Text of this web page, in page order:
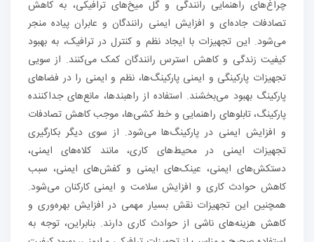
چراغ‌های راهنمایی رانندگی و گل میخ‌های ترافیکی، به کاهش
تصادفات جاده‌ای و افزایش ایمنی رانندگان و عابران پیاده منجر
می‌شود. این تجهیزات با ایجاد نظم و کنترل در ترافیک، به بهبود
کیفیت زندگی و کاهش استرس رانندگان کمک می‌کنند. از سویی
تجهیزات پارکینگی و ایمنی پارکینگ‌ها، نظم و ایمنی را در فضاهای
پارکینگ بهبود می‌بخشند. استفاده از راهبندها، مانع‌های جداکننده
پارکینگ، تابلوهای راهنمایی و خط کشی‌ها، موجب کاهش تصادفات
و افزایش ایمنی در پارکینگ‌ها می‌شود. از سوی دیگر بکارگیری
تجهیزات ایمنی در محیط‌های کاری، مانند کلاه‌های ایمنی،
دستکش‌های ایمنی، عینک‌های ایمنی و کفش‌های ایمنی، سبب
کاهش حوادث کاری و افزایش سلامت و ایمنی کارکنان می‌شود.
همچنین این تجهیزات نقش بسیار مهمی در افزایش بهره‌وری و
کاهش هزینه‌های ناشی از حوادث کاری دارند. بنابراین، توجه به